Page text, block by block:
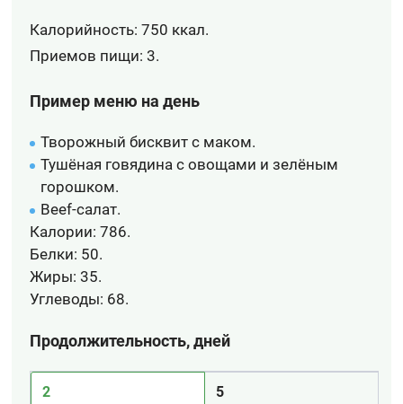
Калорийность: 750 ккал.
Приемов пищи: 3.
Пример меню на день
Творожный бисквит с маком.
Тушёная говядина с овощами и зелёным
горошком.
Beef-салат.
Калории: 786.
Белки: 50.
Жиры: 35.
Углеводы: 68.
Продолжительность, дней
2 5